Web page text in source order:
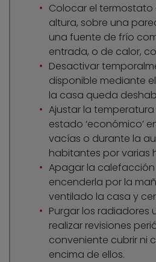
Colocar el termostato
altura, sobre una
una fuente de frío
entrada, o de calor,
Desactivar
disponible mediante
la casa queda
Ajustar la
estado ‘económico’
vacías o durante la
habitantes por varias
Apagar la
encenderla por la
ventilado la casa y
Purgar los radiadores
realizar revisiones
conveniente cubrir ni
encima de ellos.